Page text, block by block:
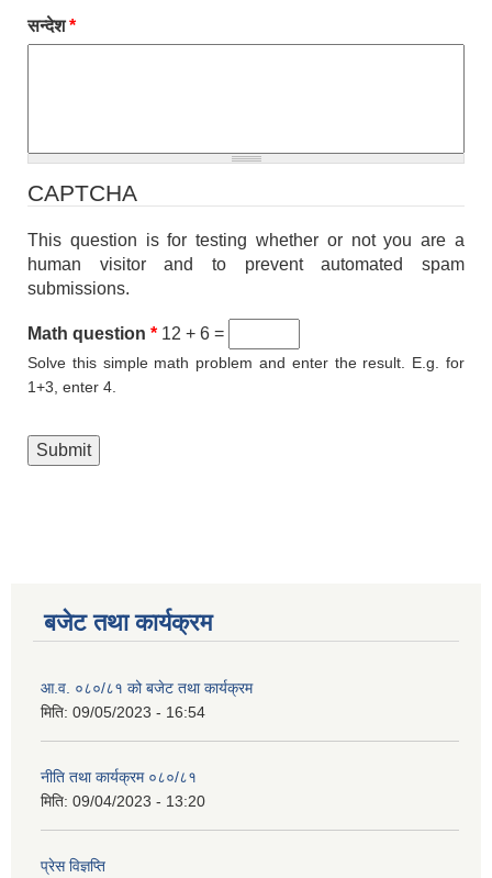
सन्देश*
CAPTCHA
This question is for testing whether or not you are a
human visitor and to prevent automated spam
submissions.
Math question * 12 + 6 =
Solve this simple math problem and enter the result. E.g. for
1+3, enter 4.
बजेट तथा कार्यक्रम
आ.व. ०८०/८१ को बजेट तथा कार्यक्रम
मिति: 09/05/2023 - 16:54
नीति तथा कार्यक्रम ०८०/८१
मिति: 09/04/2023 - 13:20
प्रेस विज्ञप्ति